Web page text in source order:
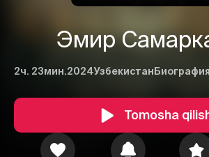
Эмир
2ч. 23мин.2024Узбекистан
Tomosha